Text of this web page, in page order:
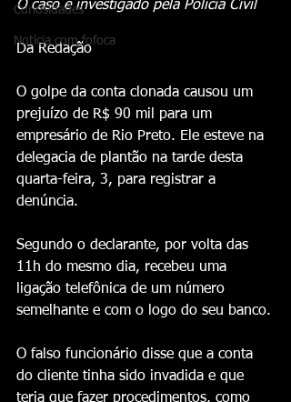
Curiosidades
Notícia com fofoca
O caso é investigado pela Polícia Civil
Da Redação
O golpe da conta clonada causou um
prejuízo de R$ 90 mil para um
empresário de Rio Preto. Ele esteve na
delegacia de plantão na tarde desta
quarta-feira, 3, para registrar a
denúncia.
Segundo o declarante, por volta das
11h do mesmo dia, recebeu uma
ligação telefônica de um número
semelhante e com o logo do seu banco.
O falso funcionário disse que a conta
do cliente tinha sido invadida e que
teria que fazer procedimentos, como